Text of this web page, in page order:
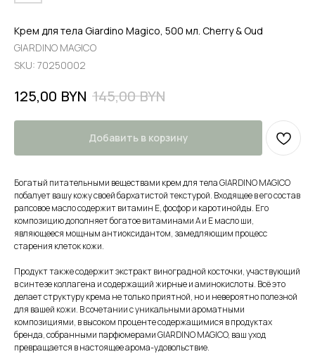
Крем для тела Giardino Magico, 500 мл. Cherry & Oud
GIARDINO MAGICO
SKU: 70250002
125,00 BYN 145,00 BYN
Добавить в корзину
Богатый питательными веществами крем для тела GIARDINO MAGICO
побалует вашу кожу своей бархатистой текстурой. Входящее в его состав
рапсовое масло содержит витамин Е, фосфор и каротинойды. Его
композицию дополняет богатое витаминами А и Е масло ши,
являющееся мощным антиоксидантом, замедляющим процесс
старения клеток кожи.
Продукт также содержит экстракт виноградной косточки, участвующий
в синтезе коллагена и содержащий жирные и аминокислоты. Всё это
делает структуру крема не только приятной, но и невероятно полезной
для вашей кожи. В сочетании с уникальными ароматными
композициями, в высоком проценте содержащимися в продуктах
бренда, собранными парфюмерами GIARDINO MAGICO, ваш уход
превращается в настоящее арома-удовольствие.